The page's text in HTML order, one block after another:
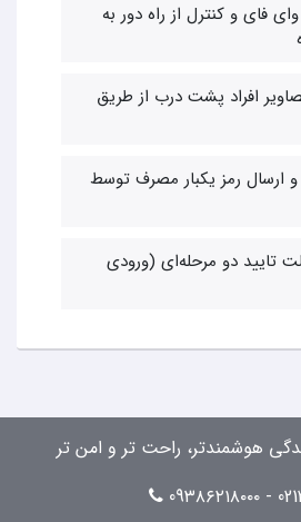
فای و کنترل از راه دور به
افراد پشت درب از طریق
و ارسال رمز یکبار مصرف توسط
تایید دو مرحله‌ای (ورودی
هوشمندتر، راحت تر و امن تر